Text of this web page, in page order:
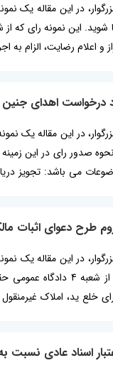
در این مقاله یک
شوید. این نمونه رای که
و اعلام رضایت، الزام
درخواست اهدای
در این مقاله یک
طرح دعوای
در این مقاله یک
نمونه رای که از
اسناد عادی